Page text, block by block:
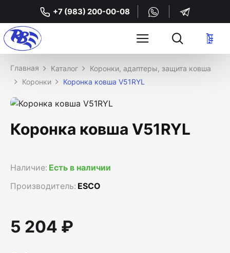
+7 (983) 200-00-08
Каталог
Коронки, адаптеры, защита ковша
Коронки
Коронка ковша V51RYL
Коронка ковша V51RYL
5 204 ₽
Наличие: Есть в наличии
Производитель: ESCO